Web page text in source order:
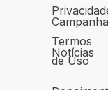
Notícias
Termos
de Uso